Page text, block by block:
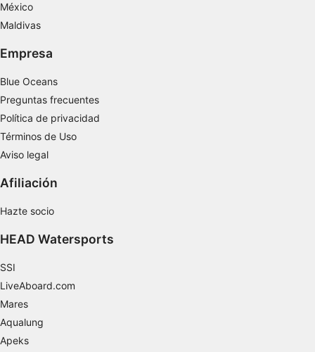
México
Maldivas
Empresa
Blue Oceans
Preguntas frecuentes
Política de privacidad
Términos de Uso
Aviso legal
Afiliación
Hazte socio
HEAD Watersports
SSI
LiveAboard.com
Mares
Aqualung
Apeks
anuncios básicos
publicidad personalizada
contenido
Uso de perfiles para la selección de
contenido personalizado
Desarrollo y mejora de los servicios
seleccionar el contenido